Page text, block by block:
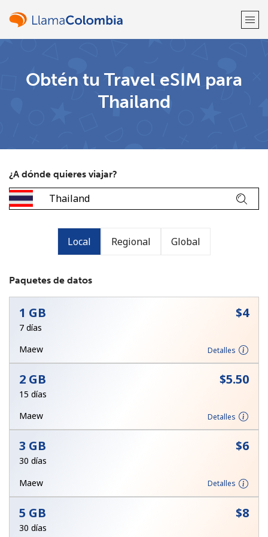
¿Ya tienes una cuenta?Inicia sesión →
No se ha creado una contraseña
Mínimo 8 caracteres
Una letra mayúscula y una minúscula
Un caracter especial
Mantente en contacto para recibir nuestras mejores
ofertas.
Obtén tu Travel eSIM para
Thailand
¿A dónde quieres viajar?
Local Regional Global
Paquetes de datos
1 GB ⁦$4⁩
7 días
Maew
Detalles
2 GB ⁦$5.50⁩
15 días
Maew
Detalles
3 GB ⁦$6⁩
30 días
Maew
Detalles
5 GB ⁦$8⁩
30 días